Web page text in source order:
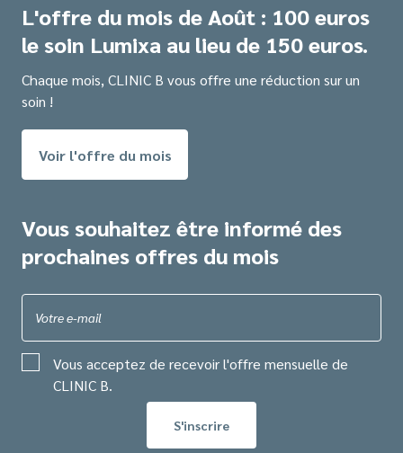
L'offre du mois de Août : 100 euros
le soin Lumixa au lieu de 150 euros.
Chaque mois, CLINIC B vous offre une réduction sur un
soin !
Voir l'offre du mois
Vous souhaitez être informé des
prochaines offres du mois
Votre e-mail
Vous acceptez de recevoir l'offre mensuelle de
CLINIC B.